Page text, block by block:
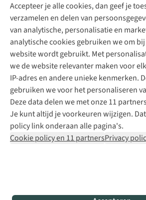
Accepteer je alle cookies, dan geef je
verzamelen en delen van
van analytische, personalisatie en
analytische cookies gebruiken we om
website wordt gebruikt. Met
we de website relevanter maken voor
IP-adres en andere unieke kenmerken.
gebruiken we voor het personaliseren
Deze data delen we met onze 11
Je kunt altijd je voorkeuren wijzigen.
policy link onderaan alle pagina's.
Cookie policy en 11 partnersPrivacy
+31 (0)85 888 50 88
+31 6 12 28 49 80
Contactformulier